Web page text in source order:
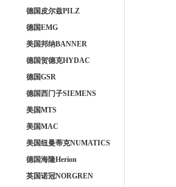
德国皮尔兹PILZ
德国EMG
美国邦纳BANNER
德国贺德克HYDAC
德国GSR
德国西门子SIEMENS
美国MTS
美国MAC
美国纽曼蒂克NUMATICS
德国海隆Herion
英国诺冠NORGREN